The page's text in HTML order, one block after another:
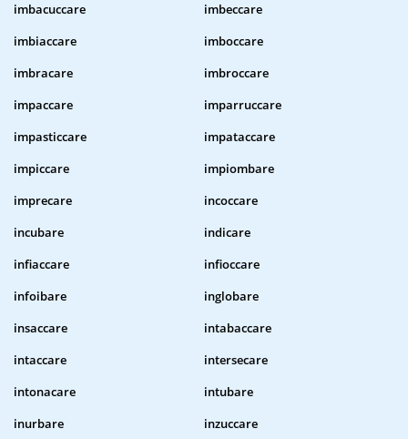
imbacuccare
imbeccare
imbiaccare
imboccare
imbracare
imbroccare
impaccare
imparruccare
impasticcare
impataccare
impiccare
impiombare
imprecare
incoccare
incubare
indicare
infiaccare
infioccare
infoibare
inglobare
insaccare
intabaccare
intaccare
intersecare
intonacare
intubare
inurbare
inzuccare